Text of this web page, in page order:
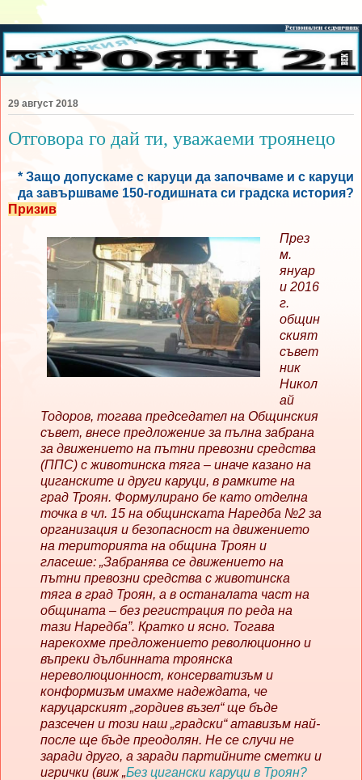
29 август 2018
Отговора го дай ти, уважаеми троянецо
* Защо допускаме с каруци да започваме и с каруци
да завършваме 150-годишната си градска история?
Призив
През
м.
януар
и 2016
г.
общин
ският
съвет
ник
Никол
ай
Тодоров, тогава председател на Общинския
съвет, внесе предложение за пълна забрана
за движението на пътни превозни средства
(ППС) с животинска тяга – иначе казано на
циганските и други каруци, в рамките на
град Троян. Формулирано бе като отделна
точка в чл. 15 на общинската Наредба №2 за
организация и безопасност на движението
на територията на община Троян и
гласеше: „Забранява се движението на
пътни превозни средства с животинска
тяга в град Троян, а в останалата част на
общината – без регистрация по реда на
тази Наредба”. Кратко и ясно. Тогава
нарекохме предложението революционно и
въпреки дълбинната троянска
нереволюционност, консерватизъм и
конформизъм имахме надеждата, че
каруцарският „гордиев възел“ ще бъде
разсечен и този наш „градски“ атавизъм най-
после ще бъде преодолян. Не се случи не
заради друго, а заради партийните сметки и
игрички (виж„Без цигански каруци в Троян?